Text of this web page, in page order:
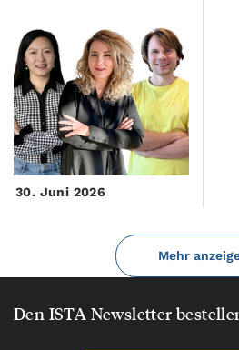
30. Juni 2026
Mehr
Den ISTA Newsletter